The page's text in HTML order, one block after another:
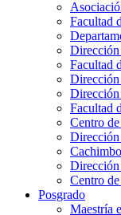
Facultad
Facultad
Facultad
Centro
Centro
Posgrado
Maestría